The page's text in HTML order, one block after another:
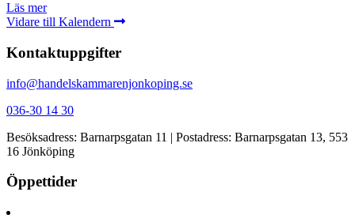
Läs mer
Vidare till Kalendern
Kontaktuppgifter
info@handelskammarenjonkoping.se
036-30 14 30
Besöksadress: Barnarpsgatan 11 | Postadress: Barnarpsgatan 13, 553
16 Jönköping
Öppettider